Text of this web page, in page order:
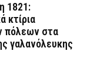
1821:
κτίρια
πόλεων στα
γαλανόλευκης